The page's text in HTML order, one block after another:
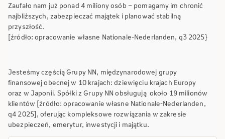
Zaufało nam już ponad 4 miliony osób – pomagamy im chronić
najbliższych, zabezpieczać majątek i planować stabilną
przyszłość.
[źródło: opracowanie własne Nationale-Nederlanden, q3 2025}
Jesteśmy częścią Grupy NN, międzynarodowej grupy
finansowej obecnej w 10 krajach: dziewięciu krajach Europy
oraz w Japonii. Spółki z Grupy NN obsługują około 19 milionów
klientów [źródło: opracowanie własne Nationale-Nederlanden,
q4 2025], oferując kompleksowe rozwiązania w zakresie
ubezpieczeń, emerytur, inwestycji i majątku.